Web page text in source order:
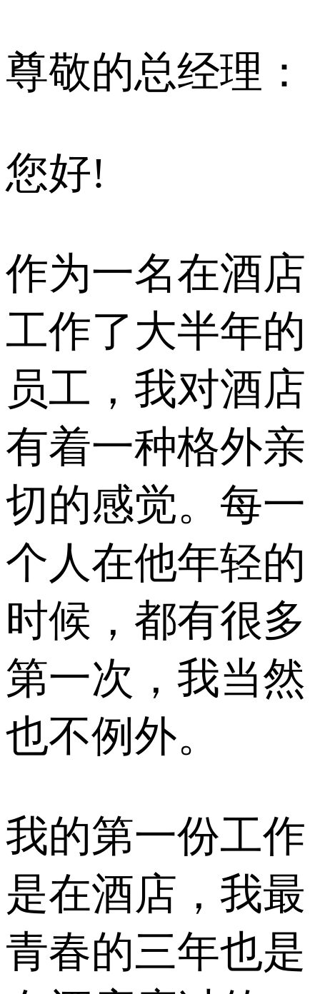
尊敬的总经理：
您好!
作为一名在酒店
工作了大半年的
员工，我对酒店
有着一种格外亲
切的感觉。每一
个人在他年轻的
时候，都有很多
第一次，我当然
也不例外。
我的第一份工作
是在酒店，我最
青春的三年也是